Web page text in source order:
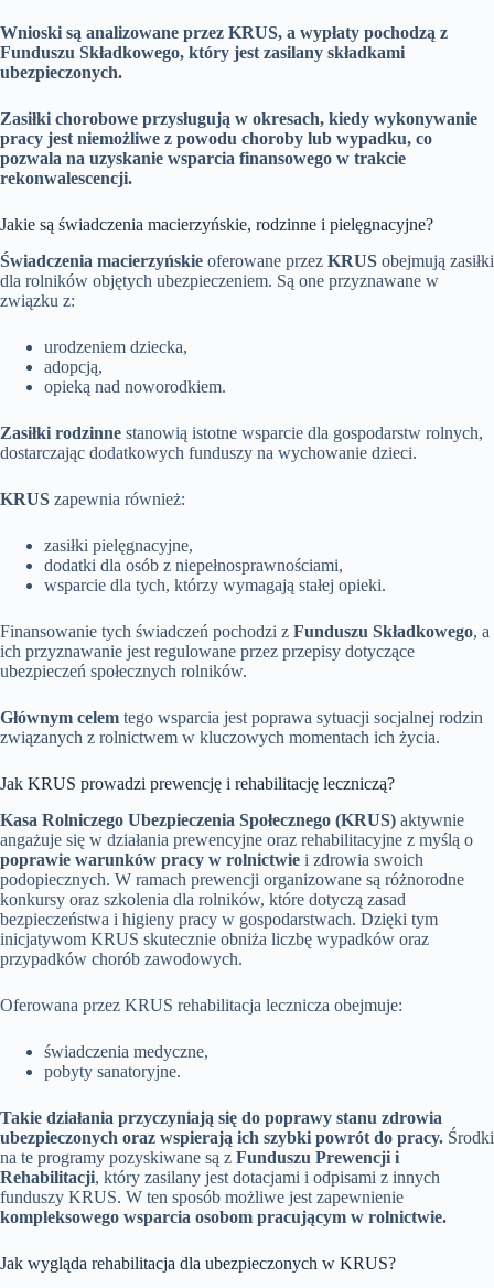
Wnioski są analizowane przez KRUS, a wypłaty pochodzą z
Funduszu Składkowego, który jest zasilany składkami
ubezpieczonych.
Zasiłki chorobowe przysługują w okresach, kiedy wykonywanie
pracy jest niemożliwe z powodu choroby lub wypadku, co
pozwala na uzyskanie wsparcia finansowego w trakcie
rekonwalescencji.
Jakie są świadczenia macierzyńskie, rodzinne i pielęgnacyjne?
Świadczenia macierzyńskie oferowane przez KRUS obejmują zasiłki
dla rolników objętych ubezpieczeniem. Są one przyznawane w
związku z:
urodzeniem dziecka,
adopcją,
opieką nad noworodkiem.
Zasiłki rodzinne stanowią istotne wsparcie dla gospodarstw rolnych,
dostarczając dodatkowych funduszy na wychowanie dzieci.
KRUS zapewnia również:
zasiłki pielęgnacyjne,
dodatki dla osób z niepełnosprawnościami,
wsparcie dla tych, którzy wymagają stałej opieki.
Finansowanie tych świadczeń pochodzi z Funduszu Składkowego, a
ich przyznawanie jest regulowane przez przepisy dotyczące
ubezpieczeń społecznych rolników.
Głównym celem tego wsparcia jest poprawa sytuacji socjalnej rodzin
związanych z rolnictwem w kluczowych momentach ich życia.
Jak KRUS prowadzi prewencję i rehabilitację leczniczą?
Kasa Rolniczego Ubezpieczenia Społecznego (KRUS) aktywnie
angażuje się w działania prewencyjne oraz rehabilitacyjne z myślą o
poprawie warunków pracy w rolnictwie i zdrowia swoich
podopiecznych. W ramach prewencji organizowane są różnorodne
konkursy oraz szkolenia dla rolników, które dotyczą zasad
bezpieczeństwa i higieny pracy w gospodarstwach. Dzięki tym
inicjatywom KRUS skutecznie obniża liczbę wypadków oraz
przypadków chorób zawodowych.
Oferowana przez KRUS rehabilitacja lecznicza obejmuje:
świadczenia medyczne,
pobyty sanatoryjne.
Takie działania przyczyniają się do poprawy stanu zdrowia
ubezpieczonych oraz wspierają ich szybki powrót do pracy. Środki
na te programy pozyskiwane są z Funduszu Prewencji i
Rehabilitacji, który zasilany jest dotacjami i odpisami z innych
funduszy KRUS. W ten sposób możliwe jest zapewnienie
kompleksowego wsparcia osobom pracującym w rolnictwie.
Jak wygląda rehabilitacja dla ubezpieczonych w KRUS?